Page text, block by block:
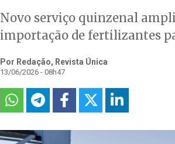
Novo serviço quinzenal
importação de fertilizantes
Por Redação, Revista Única
13/06/2026 - 08h47